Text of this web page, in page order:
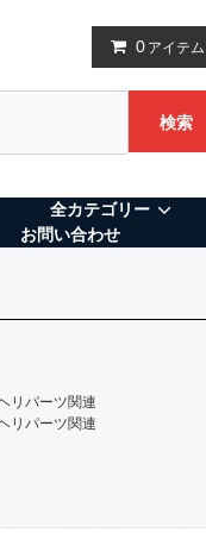
検索
0 アイテム
全カテゴリー
お問い合わせ
リパーツ関連
リパーツ関連